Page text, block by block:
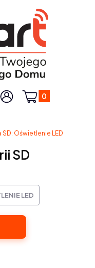
Zaloguj się
Produkty w
Koszyk
SD: Oświetlenie LED
SD
LED